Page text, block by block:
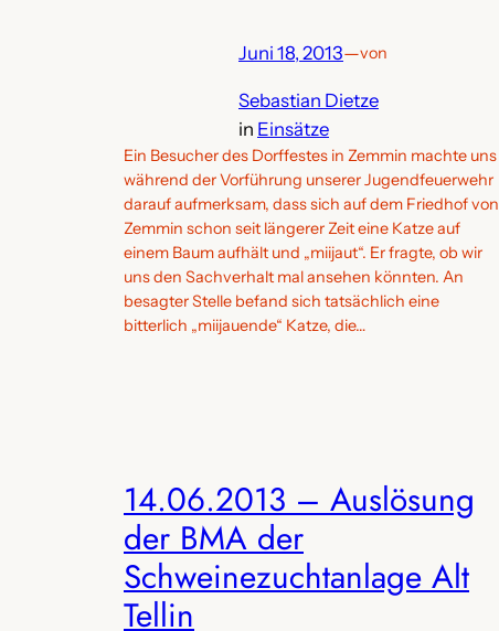
Juni 18, 2013—von
Sebastian Dietze
in Einsätze
Ein Besucher des Dorffestes in Zemmin machte uns
während der Vorführung unserer Jugendfeuerwehr
darauf aufmerksam, dass sich auf dem Friedhof von
Zemmin schon seit längerer Zeit eine Katze auf
einem Baum aufhält und „miijaut“. Er fragte, ob wir
uns den Sachverhalt mal ansehen könnten. An
besagter Stelle befand sich tatsächlich eine
bitterlich „miijauende“ Katze, die…
14.06.2013 – Auslösung
der BMA der
Schweinezuchtanlage Alt
Tellin